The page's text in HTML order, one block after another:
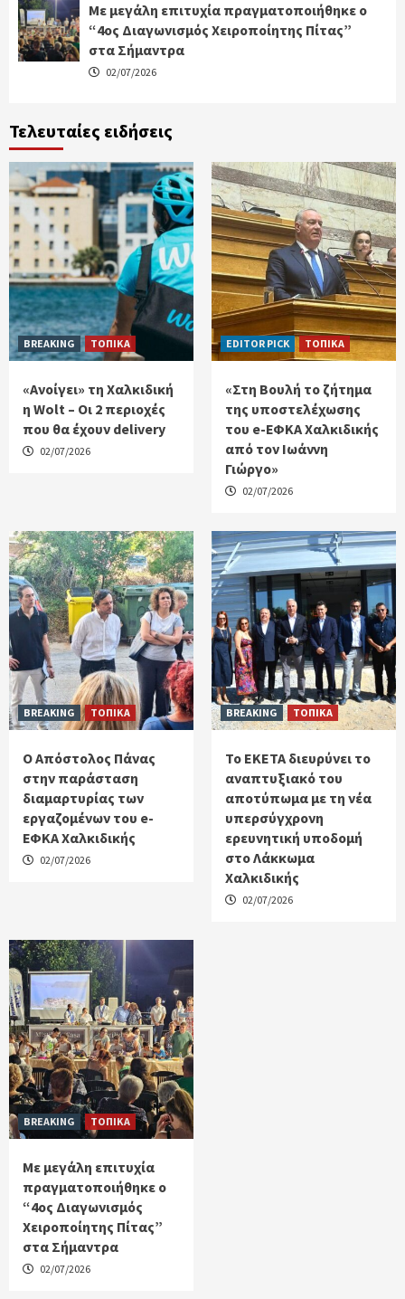
Με μεγάλη επιτυχία πραγματοποιήθηκε ο
“4ος Διαγωνισμός Χειροποίητης Πίτας”
στα Σήμαντρα
02/07/2026
Τελευταίες ειδήσεις
BREAKING ΤΟΠΙΚΑ
«Ανοίγει» τη Χαλκιδική
η Wolt – Οι 2 περιοχές
που θα έχουν delivery
02/07/2026
EDITOR PICK ΤΟΠΙΚΑ
«Στη Βουλή το ζήτημα
της υποστελέχωσης
του e-ΕΦΚΑ Χαλκιδικής
από τον Ιωάννη
Γιώργο»
02/07/2026
BREAKING ΤΟΠΙΚΑ
Ο Απόστολος Πάνας
στην παράσταση
διαμαρτυρίας των
εργαζομένων του e-
ΕΦΚΑ Χαλκιδικής
02/07/2026
BREAKING ΤΟΠΙΚΑ
Το ΕΚΕΤΑ διευρύνει το
αναπτυξιακό του
αποτύπωμα με τη νέα
υπερσύγχρονη
ερευνητική υποδομή
στο Λάκκωμα
Χαλκιδικής
02/07/2026
BREAKING ΤΟΠΙΚΑ
Με μεγάλη επιτυχία
πραγματοποιήθηκε ο
“4ος Διαγωνισμός
Χειροποίητης Πίτας”
στα Σήμαντρα
02/07/2026